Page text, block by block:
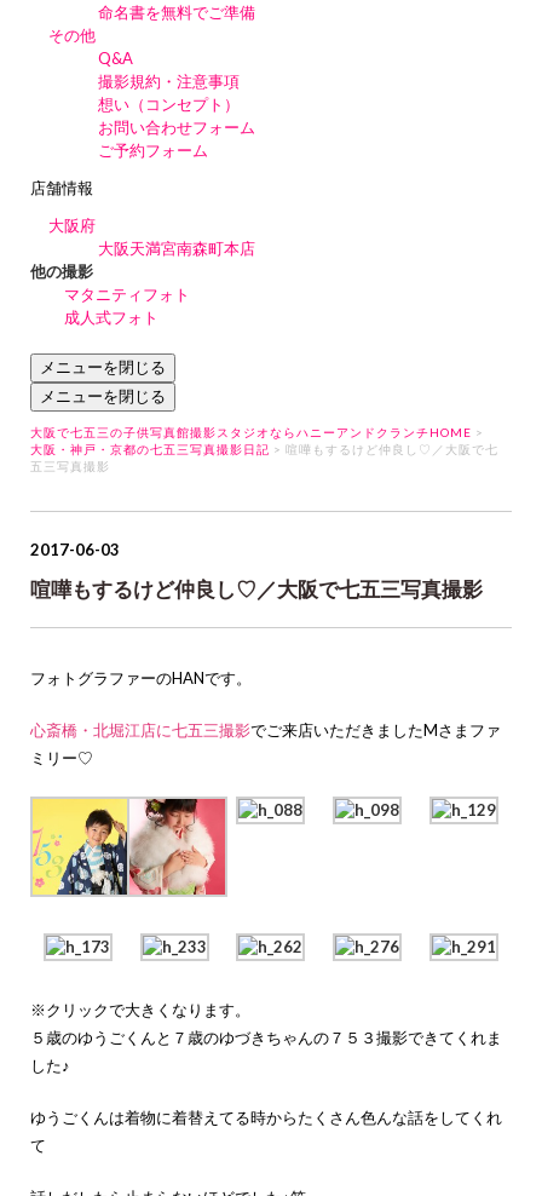
命名書を無料でご準備
その他
Q&A
撮影規約・注意事項
想い（コンセプト）
お問い合わせフォーム
ご予約フォーム
店舗情報
大阪府
大阪天満宮南森町本店
他の撮影
マタニティフォト
成人式フォト
メニューを閉じる
メニューを閉じる
大阪で七五三の子供写真館撮影スタジオならハニーアンドクランチHOME >
大阪・神戸・京都の七五三写真撮影日記 > 喧嘩もするけど仲良し♡／大阪で七
五三写真撮影
2017-06-03
喧嘩もするけど仲良し♡／大阪で七五三写真撮影
フォトグラファーのHANです。
心斎橋・北堀江店に七五三撮影でご来店いただきましたMさまファ
ミリー♡
※クリックで大きくなります。
５歳のゆうごくんと７歳のゆづきちゃんの７５３撮影できてくれま
した♪
ゆうごくんは着物に着替えてる時からたくさん色んな話をしてくれ
て